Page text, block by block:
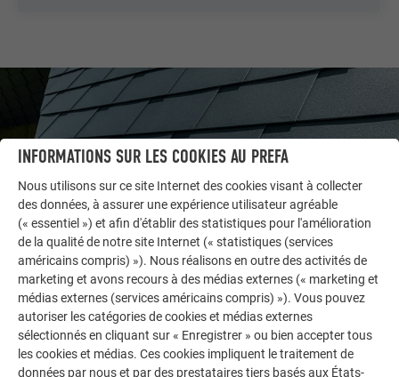
LAISSEZ-VOUS INSPIRER
AUTRES BÂTIMENTS
La galerie de références PREFA démontre la
INFORMATIONS SUR LES COOKIES AU PREFA
Nous utilisons sur ce site Internet des cookies visant à collecter
des données, à assurer une expérience utilisateur agréable
(« essentiel ») et afin d'établir des statistiques pour l'amélioration
de la qualité de notre site Internet (« statistiques (services
américains compris) »). Nous réalisons en outre des activités de
marketing et avons recours à des médias externes (« marketing et
médias externes (services américains compris) »). Vous pouvez
autoriser les catégories de cookies et médias externes
sélectionnés en cliquant sur « Enregistrer » ou bien accepter tous
les cookies et médias. Ces cookies impliquent le traitement de
données par nous et par des prestataires tiers basés aux États-